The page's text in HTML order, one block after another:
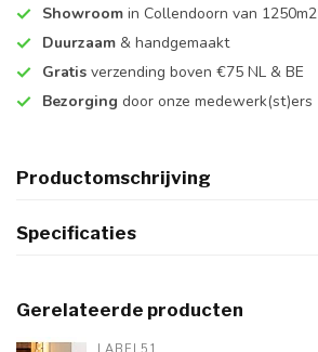
Showroom in Collendoorn van 1250m2
Duurzaam & handgemaakt
Gratis verzending boven €75 NL & BE
Bezorging door onze medewerk(st)ers
Productomschrijving
Specificaties
Gerelateerde producten